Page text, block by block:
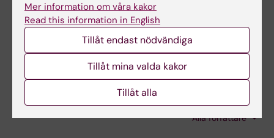
REVIEW:HEALTH POLICY.2021;125(1):54-74
A systematic review of economic evaluations
of public health interventions targeting
alcohol, tobacco, illicit drug use and
problematic gambling: Using a case study to
assess transferability.
Nystrand C; Gebreslassie M; Ssegonja R;
Feldman I; Sampaio F
Alla författare
Mer information om våra kakor
Read this information in English
Tillåt endast nödvändiga
Tillåt mina valda kakor
Tillåt alla